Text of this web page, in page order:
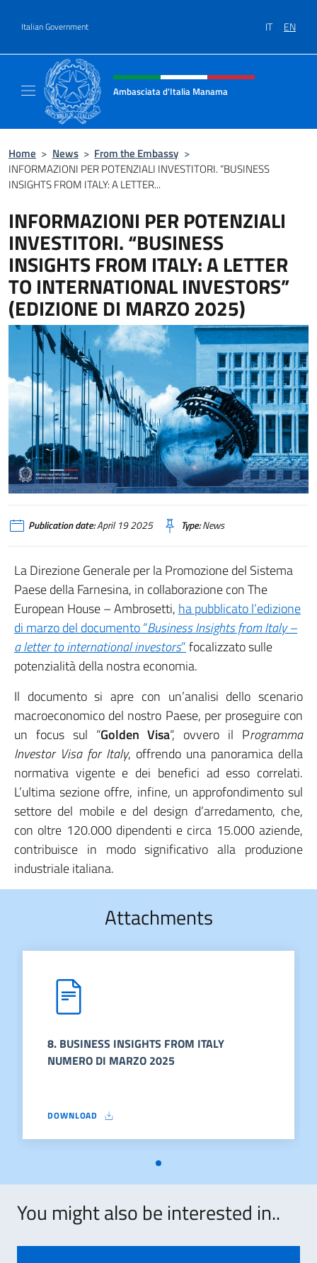
Italian Government IT EN
Header, social and menu of site
Ambasciata d'Italia Manama
Home > News > From the Embassy >
INFORMAZIONI PER POTENZIALI INVESTITORI. “BUSINESS
INSIGHTS FROM ITALY: A LETTER...
INFORMAZIONI PER POTENZIALI
INVESTITORI. “BUSINESS
INSIGHTS FROM ITALY: A LETTER
TO INTERNATIONAL INVESTORS”
(EDIZIONE DI MARZO 2025)
Publication date:April 19 2025 Type:News
La Direzione Generale per la Promozione del Sistema
Paese della Farnesina, in collaborazione con The
European House – Ambrosetti,ha pubblicato l’edizione
di marzo del documento “Business Insights from Italy –
a letter to international investors”focalizzato sulle
potenzialità della nostra economia.
Il documento si apre con un’analisi dello scenario
macroeconomico del nostro Paese, per proseguire con
un focus sul “Golden Visa“, ovvero il Programma
Investor Visa for Italy, offrendo una panoramica della
normativa vigente e dei benefici ad esso correlati.
L’ultima sezione offre, infine, un approfondimento sul
settore del mobile e del design d’arredamento, che,
con oltre 120.000 dipendenti e circa 15.000 aziende,
contribuisce in modo significativo alla produzione
industriale italiana.
Attachments
8. BUSINESS INSIGHTS FROM ITALY
NUMERO DI MARZO 2025
DOWNLOAD
8. BUSINESS INSIGHTS FROM ITALY NUMERO DI MARZO 2025
You might also be interested in..